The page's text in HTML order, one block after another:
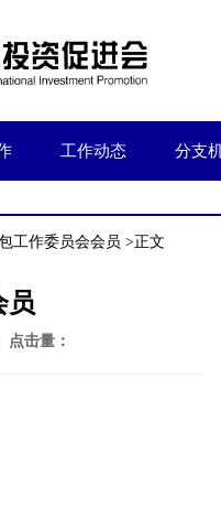
工作动态 分支
工作委员会会员 >正文
员
点击量：